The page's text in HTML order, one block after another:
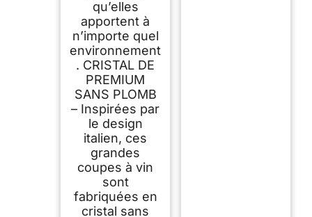
qu’elles
apportent à
n’importe quel
environnement
. CRISTAL DE
PREMIUM
SANS PLOMB
– Inspirées par
le design
italien, ces
grandes
coupes à vin
sont
fabriquées en
cristal sans